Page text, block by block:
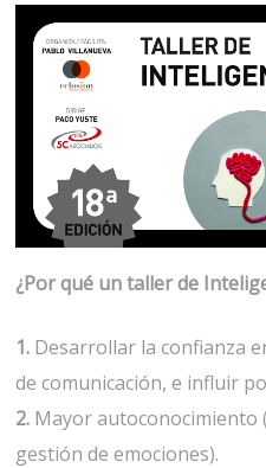
¿Por qué un taller de
1. Desarrollar la confianza
de comunicación, e influir
2. Mayor autoconocimiento
gestión de emociones).